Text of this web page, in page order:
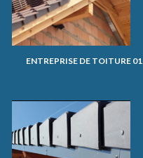
ENTREPRISE DE TOITURE 01